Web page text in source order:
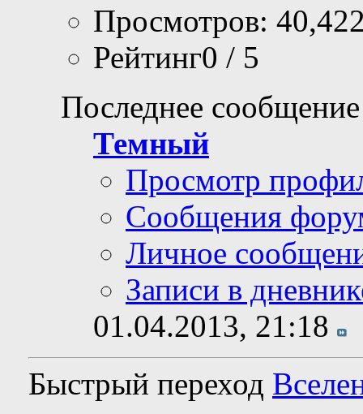
Просмотров:
Рейтинг0 / 5
Последнее
Темный
Просмотр
Сообщения
Личное
Записи в
01.04.2013, 21:18
Быстрый переход